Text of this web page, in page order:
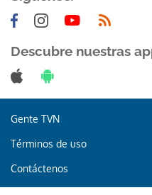
Descubre nuestras
Gente TVN
Términos de uso
Contáctenos